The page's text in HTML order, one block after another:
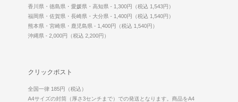
香川県・徳島県・愛媛県・高知県 - 1,300円（税込 1,543円）
福岡県・佐賀県・長崎県・大分県 - 1,400円（税込 1,540円）
熊本県・宮崎県・鹿児島県 - 1,400円（税込 1,540円）
沖縄県 - 2,000円（税込 2,200円）
クリックポスト
全国一律 185円（税込）
A4サイズの封筒（厚さ3センチまで）での発送となります。商品をA4